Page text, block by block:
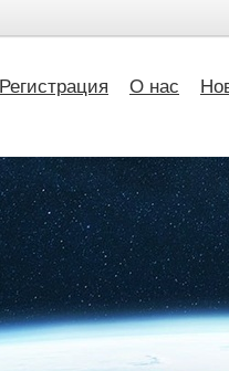
Регистрация О нас